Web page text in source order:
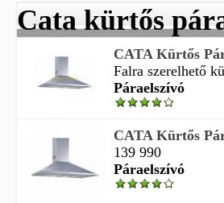
Cata kürtős
CATA Kürtős
Falra szerelhető
Páraelszívó
CATA Kürtős
139 990
Páraelszívó